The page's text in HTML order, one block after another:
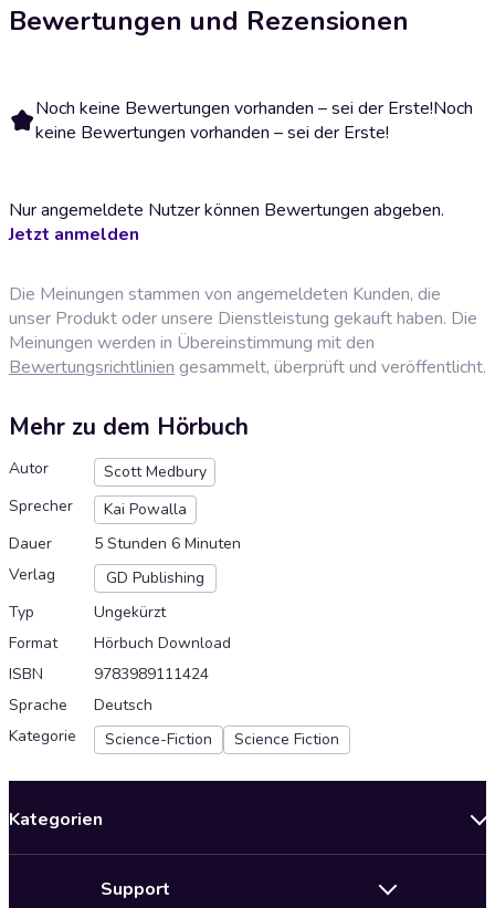
Bewertungen und Rezensionen
Noch keine Bewertungen vorhanden – sei der Erste!Noch
keine Bewertungen vorhanden – sei der Erste!
Nur angemeldete Nutzer können Bewertungen abgeben.
Jetzt anmelden
Die Meinungen stammen von angemeldeten Kunden, die
unser Produkt oder unsere Dienstleistung gekauft haben. Die
Meinungen werden in Übereinstimmung mit den
Bewertungsrichtlinien gesammelt, überprüft und veröffentlicht.
Mehr zu dem Hörbuch
Autor
Scott Medbury
Sprecher
Kai Powalla
Dauer
5 Stunden 6 Minuten
Verlag
GD Publishing
Typ
Ungekürzt
Format
Hörbuch Download
ISBN
9783989111424
Sprache
Deutsch
Kategorie
Science-Fiction Science Fiction
Kategorien
Support